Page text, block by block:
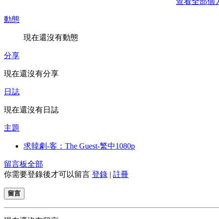
動態
現在還沒有動態
分享
現在還沒有分享
日誌
現在還沒有日誌
主題
求韓劇-客：The Guest-繁中1080p
留言板全部
你需要登錄後才可以留言 登錄 | 註冊
留言